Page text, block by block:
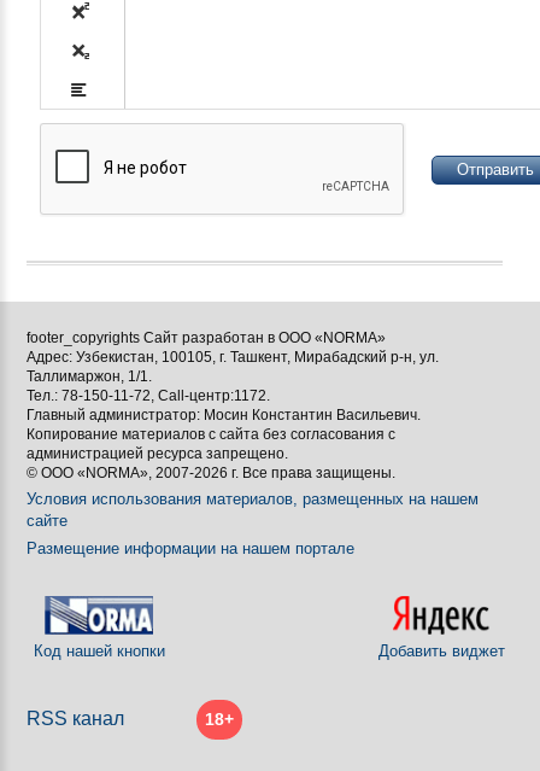






[BBCODE]
footer_copyrights Сайт разработан в ООО «NORMA»
Адрес: Узбекистан, 100105, г. Ташкент, Мирабадский р-н, ул.
Таллимаржон, 1/1.
Тел.: 78-150-11-72, Call-центр:1172.
Главный администратор: Мосин Константин Васильевич.
Копирование материалов с сайта без согласования с
администрацией ресурса запрещено.
© ООО «NORMA», 2007-2026 г. Все права защищены.
Условия использования материалов, размещенных на нашем
сайте
Размещение информации на нашем портале
Код нашей кнопки Добавить виджет
RSS канал 18+